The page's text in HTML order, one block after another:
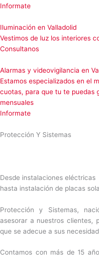
Informate
Iluminación en Valladolid
Vestimos de luz los interiores
Consultanos
Alarmas y videovigilancia en
Estamos especializados en el
cuotas, para que tu te puedas
mensuales
Informate
Protección Y Sistemas
Desde instalaciones eléctricas
hasta instalación de placas
Protección y Sistemas,
asesorar a nuestros clientes,
que se adecue a sus
Contamos con más de 15